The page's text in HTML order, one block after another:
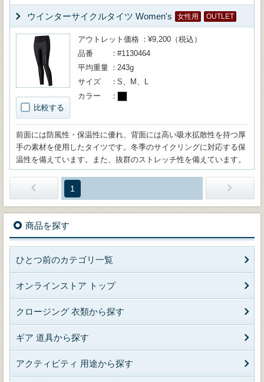
ウインターサイクルタイツ Women's 女性用 OUTLET
比較する
アウトレット価格
¥9,200（税込）
品番
#1130464
平均重量
243g
サイズ
S、M、L
カラー
前面には防風性・保温性に優れ、背面には高い吸水拡散性を持つ厚
手の素材を使用したタイツです。冬季のサイクリングに対応する保
温性を備えています。また、抜群のストレッチ性を備えています。
1
商品を探す
ひとつ前のカテゴリ一覧
オンラインストア トップ
クロージング 衣類から探す
ギア 道具から探す
アクティビティ 用途から探す